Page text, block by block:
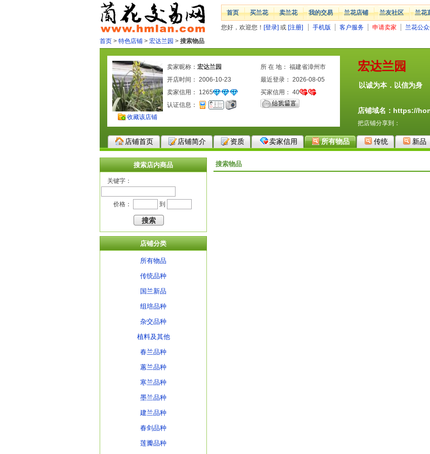
首页 买兰花 卖兰花 我的交易 兰花店铺 兰友社区 兰花
您好，欢迎您！ [登录] 或 [注册] 手机版 客户服务 申请卖家 兰花公
首页 > 特色店铺 > 宏达兰园 > 搜索物品
宏达兰园
以诚为本．以信为身
店铺域名：https://
把店铺分享到：
收藏该店铺
卖家昵称： 宏达兰园
所 在 地： 福建省漳州市
开店时间： 2006-10-23
最近登录： 2026-08-05
卖家信用： 1265 买家信用： 40
认证信息：
店铺首页 店铺简介 资质 卖家信用 所有物品 传统 新品
搜索店内商品
关键字：
价格： 到
店铺分类
所有物品
传统品种
国兰新品
组培品种
杂交品种
植料及其他
春兰品种
蕙兰品种
寒兰品种
墨兰品种
建兰品种
春剑品种
莲瓣品种
搜索物品